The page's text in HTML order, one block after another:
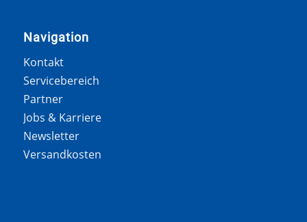
Navigation
Kontakt
Servicebereich
Partner
Jobs & Karriere
Newsletter
Versandkosten